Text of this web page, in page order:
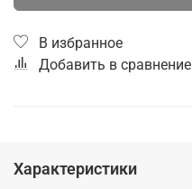
В избранное
Добавить в сравнение
Характеристики